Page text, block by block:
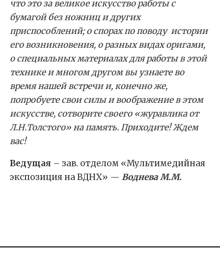
что это за великое искусство работы с
бумагой без ножниц и других
приспособлений; о спорах по поводу истории
его возникновения, о разных видах оригами,
о специальных материалах для работы в этой
технике и многом другом вы узнаете во
время нашей встречи и, конечно же,
попробуете свои силы и воображение в этом
искусстве, сотворите своего «журавлика от
Л.Н.Толстого» на память. Приходите! Ждем
вас!
Ведущая – зав. отделом «Мультимедийная
экспозиция на ВДНХ» — Воднева М.М.